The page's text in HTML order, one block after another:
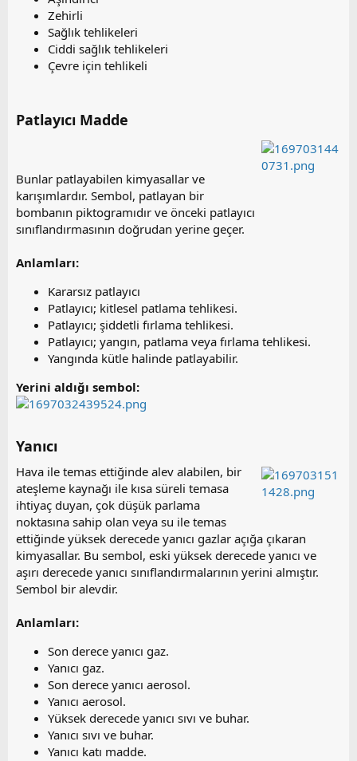
Zehirli
Sağlık tehlikeleri
Ciddi sağlık tehlikeleri
Çevre için tehlikeli
Patlayıcı Madde​
Bunlar patlayabilen kimyasallar ve
karışımlardır. Sembol, patlayan bir
bombanın piktogramıdır ve önceki patlayıcı
sınıflandırmasının doğrudan yerine geçer.
Anlamları:
Kararsız patlayıcı
Patlayıcı; kitlesel patlama tehlikesi.
Patlayıcı; şiddetli fırlama tehlikesi.
Patlayıcı; yangın, patlama veya fırlama tehlikesi.
Yangında kütle halinde patlayabilir.
Yerini aldığı sembol:
Yanıcı​
Hava ile temas ettiğinde alev alabilen, bir
ateşleme kaynağı ile kısa süreli temasa
ihtiyaç duyan, çok düşük parlama
noktasına sahip olan veya su ile temas
ettiğinde yüksek derecede yanıcı gazlar açığa çıkaran
kimyasallar. Bu sembol, eski yüksek derecede yanıcı ve
aşırı derecede yanıcı sınıflandırmalarının yerini almıştır.
Sembol bir alevdir.
Anlamları:
Son derece yanıcı gaz.
Yanıcı gaz.
Son derece yanıcı aerosol.
Yanıcı aerosol.
Yüksek derecede yanıcı sıvı ve buhar.
Yanıcı sıvı ve buhar.
Yanıcı katı madde.